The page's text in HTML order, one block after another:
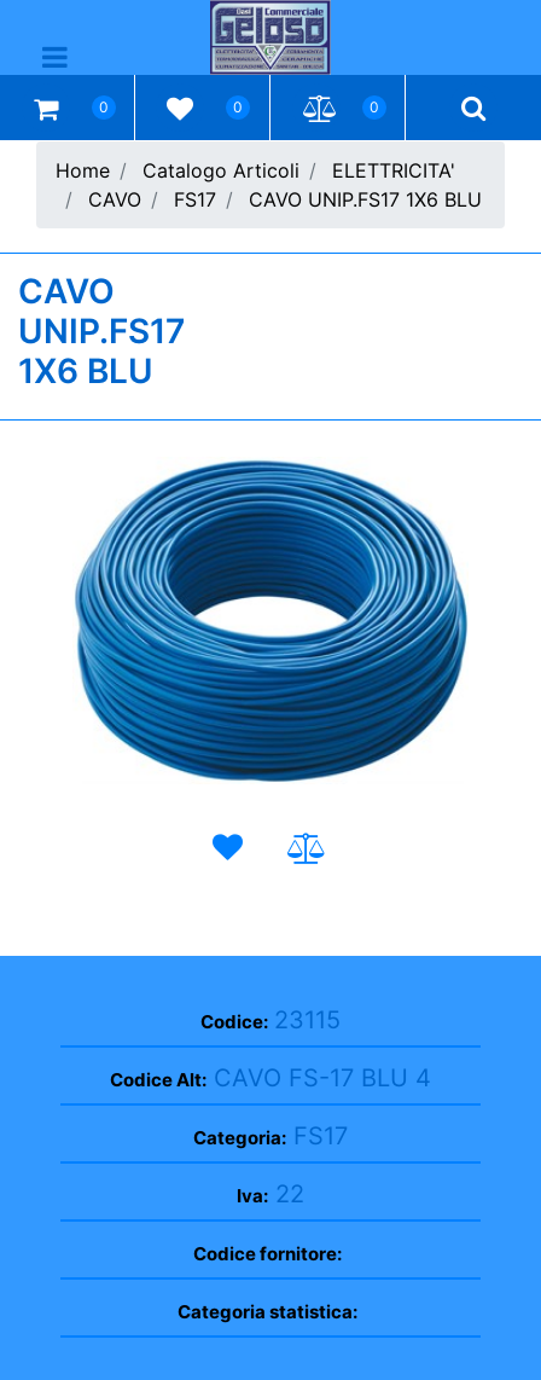
Open menu
0 0 0
Home Catalogo Articoli
ELETTRICITA'
CAVO
FS17 CAVO UNIP.FS17 1X6 BLU
CAVO
UNIP.FS17
1X6 BLU
Codice: 23115
Codice Alt: CAVO FS-17 BLU 4
Categoria: FS17
Iva: 22
Codice fornitore:
Categoria statistica: